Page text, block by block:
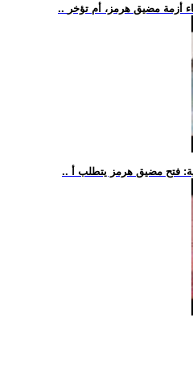
أزمة مضيق هرمز، أم تؤخر
فتح مضيق هرمز يتطلب أ